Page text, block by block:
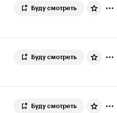
Буду смотреть
Буду смотреть
Буду смотреть